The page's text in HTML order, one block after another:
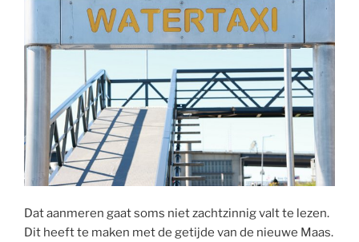
Dat aanmeren gaat soms niet zachtzinnig valt te lezen.
Dit heeft te maken met de getijde van de nieuwe Maas.